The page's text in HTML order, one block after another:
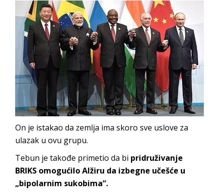
On je istakao da zemlja ima skoro sve uslove za
ulazak u ovu grupu.
Tebun je takođe primetio da bi pridruživanje
BRIKS omogućilo Alžiru da izbegne učešće u
„bipolarnim sukobima“.